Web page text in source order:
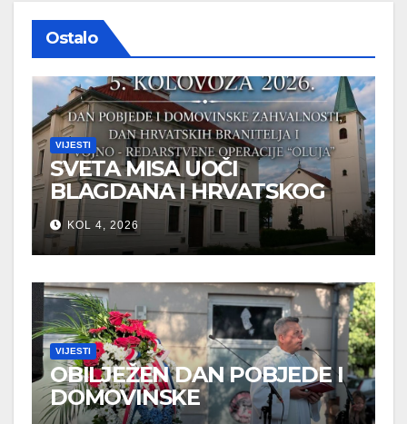
Ostalo
VIJESTI
SVETA MISA UOČI
BLAGDANA I HRVATSKOG
PRAZNIKA SLOBODE
KOL 4, 2026
VIJESTI
OBILJEŽEN DAN POBJEDE I
DOMOVINSKE